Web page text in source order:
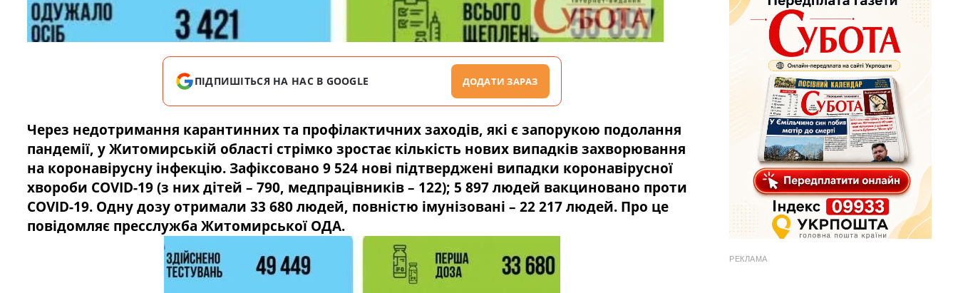
ПІДПИШІТЬСЯ НА НАС В GOOGLE ДОДАТИ ЗАРАЗ
Через недотримання карантинних та профілактичних заходів, які є запорукою подолання
пандемії, у Житомирській області стрімко зростає кількість нових випадків захворювання
на коронавірусну інфекцію. Зафіксовано 9 524 нові підтверджені випадки коронавірусної
хвороби COVID-19 (з них дітей – 790, медпрацівників – 122); 5 897 людей вакциновано проти
COVID-19. Одну дозу отримали 33 680 людей, повністю імунізовані – 22 217 людей. Про це
повідомляє пресслужба Житомирської ОДА.
РЕКЛАМА